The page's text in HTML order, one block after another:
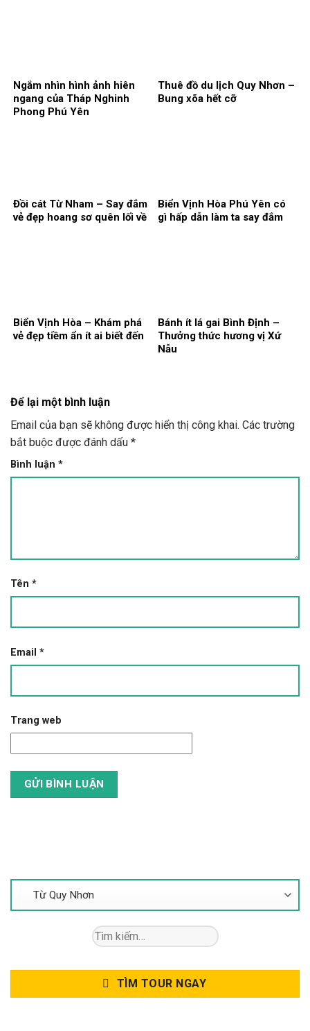
Ngắm nhìn hình ảnh hiên
ngang của Tháp Nghinh
Phong Phú Yên
Thuê đồ du lịch Quy Nhơn –
Bung xõa hết cỡ
Đồi cát Từ Nham – Say đắm
vẻ đẹp hoang sơ quên lối về
Biển Vịnh Hòa Phú Yên có
gì hấp dẫn làm ta say đắm
Biển Vịnh Hòa – Khám phá
vẻ đẹp tiềm ẩn ít ai biết đến
Bánh ít lá gai Bình Định –
Thưởng thức hương vị Xứ
Nẫu
Để lại một bình luận
Email của bạn sẽ không được hiển thị công khai. Các trường
bắt buộc được đánh dấu *
Bình luận *
Tên *
Email *
Trang web
TÌM TOUR NGAY